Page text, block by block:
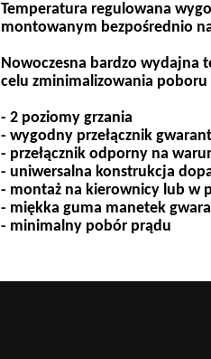
Temperatura regulowana
montowanym bezpośrednio
Nowoczesna bardzo wydajna
celu zminimalizowania poboru
- 2 poziomy grzania
- wygodny przełącznik
- przełącznik odporny na
- uniwersalna konstrukcja
- montaż na kierownicy lub w
- miękka guma manetek
- minimalny pobór prądu